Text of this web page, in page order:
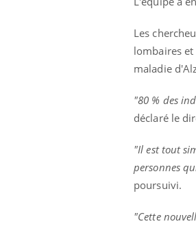
Les
lombaires
maladie
"80 % des
déclaré le
"Il est tout
personnes
poursuivi.
"Cette